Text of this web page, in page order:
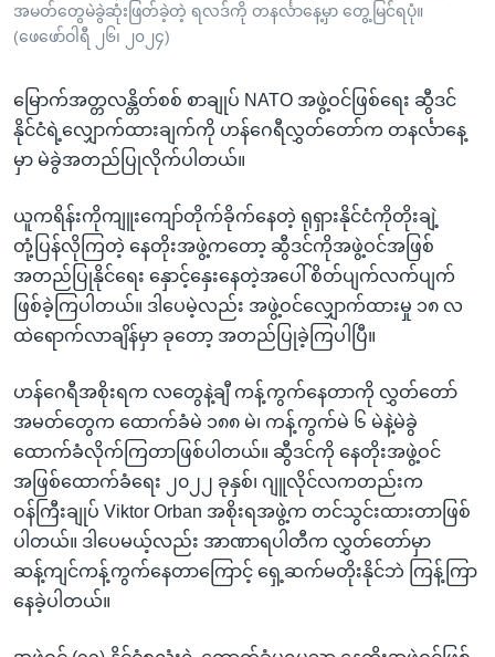
ရန်
ရှာဖွေ
နေရာ
သို့
ကျော်
ဘာသာစကားများ
အမတ်တွေမဲခွဲဆုံးဖြတ်ခဲ့တဲ့ ရလဒ်ကို တနင်္လာနေ့မှာ တွေ့မြင်ရပုံ။
(ဖေဖော်ဝါရီ ၂၆၊ ၂၀၂၄)
မြောက်အတ္တလန္တိတ်စစ် စာချုပ် NATO အဖွဲ့ဝင်ဖြစ်ရေး ဆွီဒင်
နိုင်ငံရဲ့လျှောက်ထားချက်ကို ဟန်ဂေရီလွှတ်တော်က တနင်္လာနေ့
မှာ မဲခွဲအတည်ပြုလိုက်ပါတယ်။
ယူကရိန်းကိုကျူးကျော်တိုက်ခိုက်နေတဲ့ ရုရှားနိုင်ငံကိုတိုးချဲ့
တုံ့ပြန်လိုကြတဲ့ နေတိုးအဖွဲ့ကတော့ ဆွီဒင်ကိုအဖွဲ့ဝင်အဖြစ်
အတည်ပြုနိုင်ရေး နှောင့်နှေးနေတဲ့အပေါ် စိတ်ပျက်လက်ပျက်
ဖြစ်ခဲ့ကြပါတယ်။ ဒါပေမဲ့လည်း အဖွဲ့ဝင်လျှောက်ထားမှု ၁၈ လ
ထဲရောက်လာချိန်မှာ ခုတော့ အတည်ပြုခဲ့ကြပါပြီ။
ဟန်ဂေရီအစိုးရက လတွေနဲ့ချီ ကန့်ကွက်နေတာကို လွှတ်တော်
အမတ်တွေက ထောက်ခံမဲ ၁၈၈ မဲ၊ ကန့်ကွက်မဲ ၆ မဲနဲ့မဲခွဲ
ထောက်ခံလိုက်ကြတာဖြစ်ပါတယ်။ ဆွီဒင်ကို နေတိုးအဖွဲ့ဝင်
အဖြစ်ထောက်ခံရေး ၂၀၂၂ ခုနှစ်၊ ဂျူလိုင်လကတည်းက
ဝန်ကြီးချုပ် Viktor Orban အစိုးရအဖွဲ့က တင်သွင်းထားတာဖြစ်
ပါတယ်။ ဒါပေမယ့်လည်း အာဏာရပါတီက လွှတ်တော်မှာ
ဆန့်ကျင်ကန့်ကွက်နေတာကြောင့် ရှေ့ဆက်မတိုးနိုင်ဘဲ ကြန့်ကြာ
နေခဲ့ပါတယ်။